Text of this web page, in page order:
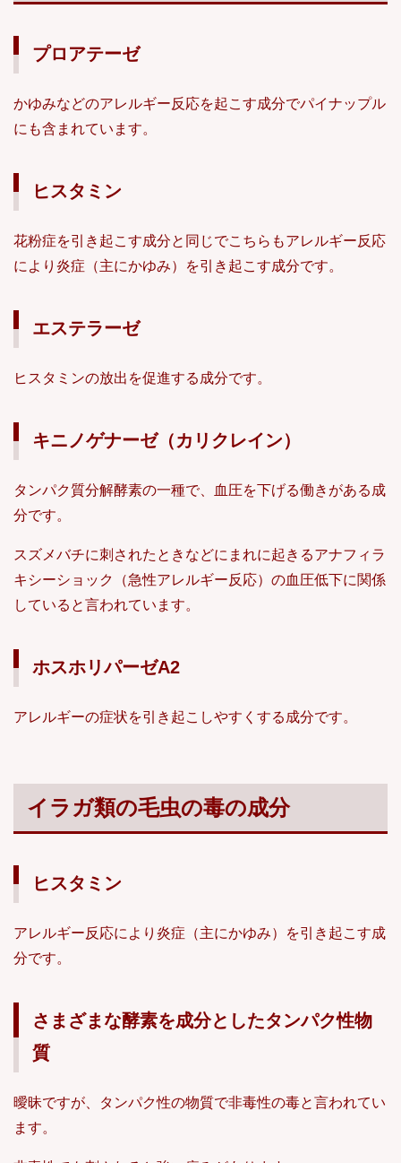
プロアテーゼ
かゆみなどのアレルギー反応を起こす成分でパイナップル
にも含まれています。
ヒスタミン
花粉症を引き起こす成分と同じでこちらもアレルギー反応
により炎症（主にかゆみ）を引き起こす成分です。
エステラーゼ
ヒスタミンの放出を促進する成分です。
キニノゲナーゼ（カリクレイン）
タンパク質分解酵素の一種で、血圧を下げる働きがある成
分です。
スズメバチに刺されたときなどにまれに起きるアナフィラ
キシーショック（急性アレルギー反応）の血圧低下に関係
していると言われています。
ホスホリパーゼA2
アレルギーの症状を引き起こしやすくする成分です。
イラガ類の毛虫の毒の成分
ヒスタミン
アレルギー反応により炎症（主にかゆみ）を引き起こす成
分です。
さまざまな酵素を成分としたタンパク性物
質
曖昧ですが、タンパク性の物質で非毒性の毒と言われてい
ます。